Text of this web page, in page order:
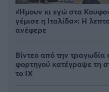
«Ήμουν κι εγώ στα
γέμισε η Ιταλίδα»: Η
ανέφερε
Βίντεο από την τραγωδία
φορτηγού κατέγραψε τη
το ΙΧ